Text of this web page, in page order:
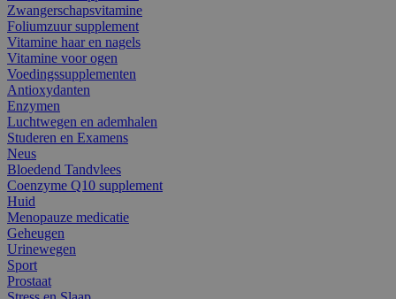
Zwangerschapsvitamine
Foliumzuur supplement
Vitamine haar en nagels
Vitamine voor ogen
Voedingssupplementen
Antioxydanten
Enzymen
Luchtwegen en ademhalen
Studeren en Examens
Neus
Bloedend Tandvlees
Coenzyme Q10 supplement
Huid
Menopauze medicatie
Geheugen
Urinewegen
Sport
Prostaat